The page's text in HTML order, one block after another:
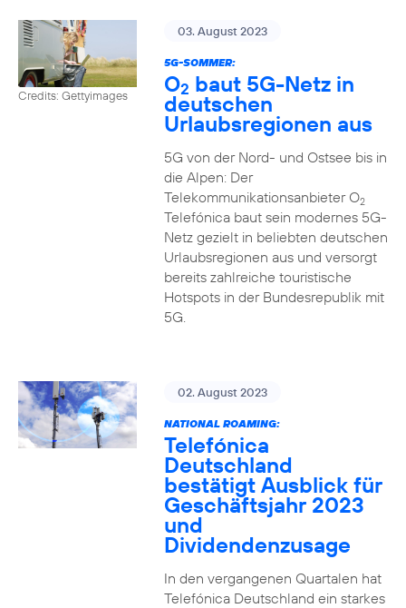
Credits: Gettyimages
03. August 2023
5G-SOMMER:
O2 baut 5G-Netz in
deutschen
Urlaubsregionen aus
5G von der Nord- und Ostsee bis in
die Alpen: Der
Telekommunikationsanbieter O2
Telefónica baut sein modernes 5G-
Netz gezielt in beliebten deutschen
Urlaubsregionen aus und versorgt
bereits zahlreiche touristische
Hotspots in der Bundesrepublik mit
5G.
02. August 2023
NATIONAL ROAMING:
Telefónica
Deutschland
bestätigt Ausblick für
Geschäftsjahr 2023
und
Dividendenzusage
In den vergangenen Quartalen hat
Telefónica Deutschland ein starkes